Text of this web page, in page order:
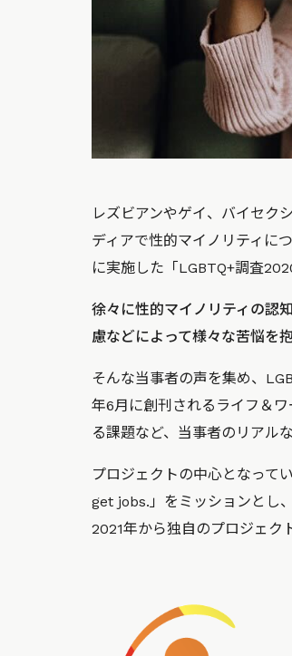
レズビアンやゲイ、バイセク
ディアで性的マイノリティに
に実施した「LGBTQ+調査
徐々に性的マイノリティの認
慮などによって様々な苦悩を抱
そんな当事者の声を集め、
年6月に創刊されるライフ＆ワ
る課題など、当事者のリアル
プロジェクトの中心となっ
get jobs.」をミッションとし
2021年から独自のプロジェク